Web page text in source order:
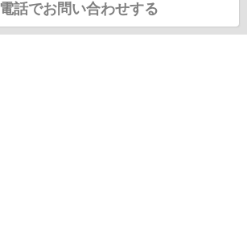
電話でお問い合わせする